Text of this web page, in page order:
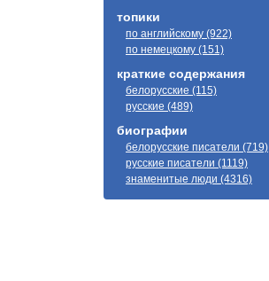
топики
по английскому (922)
по немецкому (151)
краткие содержания
белорусские (115)
русские (489)
биографии
белорусские писатели (719)
русские писатели (1119)
знаменитые люди (4316)